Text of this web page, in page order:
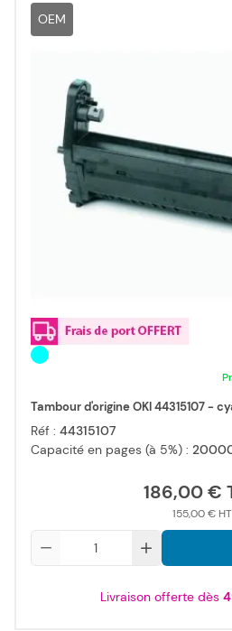
OEM
Tambour d'origine OKI 44315107 -
Réf : 44315107
Capacité en pages (à 5%) :
186,00 €
155,00 €
Livraison offerte dès